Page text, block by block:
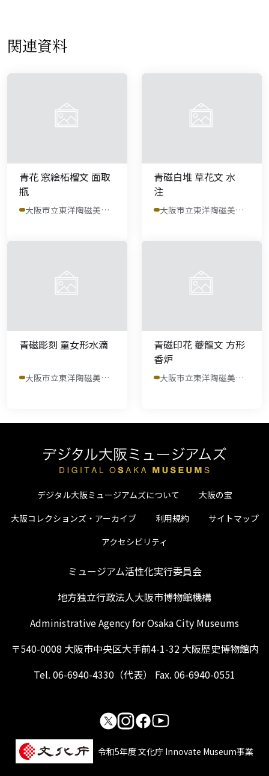
関連資料
青花 窓絵柘榴文 面取
瓶
大阪市立東洋陶磁美術館
青磁白堆 草花文 水
注
大阪市立東洋陶磁美術館
青磁彫刻 童女形水滴
大阪市立東洋陶磁美術館
青磁印花 夔龍文 方形
香炉
大阪市立東洋陶磁美術館
デジタル大阪ミュージアムズについて
大阪の宝
大阪コレクションズ・アーカイブ
利用規約
サイトマップ
アクセシビリティ
ミュージアム活性化実行委員会
地方独立行政法人大阪市博物館機構
Administrative Agency for Osaka City Museums
〒540-0008 大阪市中央区大手前4-1-32 大阪歴史博物館内
Tel. 06-6940-4330（代表） Fax. 06-6940-0551
令和5年度 文化庁 Innovate Museum事業